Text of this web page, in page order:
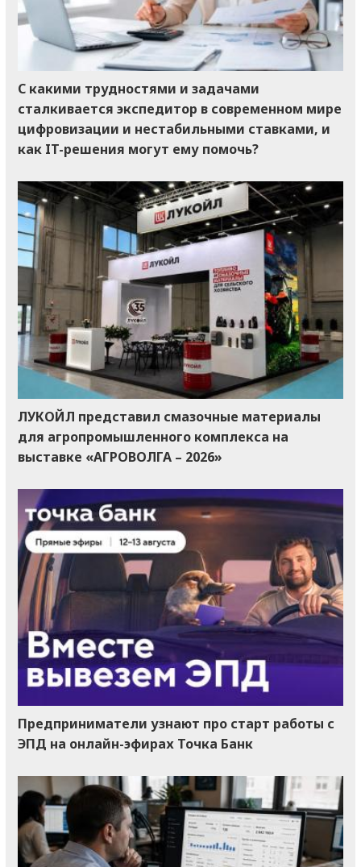
С какими трудностями и задачами
сталкивается экспедитор в современном мире
цифровизации и нестабильными ставками, и
как IT-решения могут ему помочь?
ЛУКОЙЛ представил смазочные материалы
для агропромышленного комплекса на
выставке «АГРОВОЛГА – 2026»
Предприниматели узнают про старт работы с
ЭПД на онлайн-эфирах Точка Банк